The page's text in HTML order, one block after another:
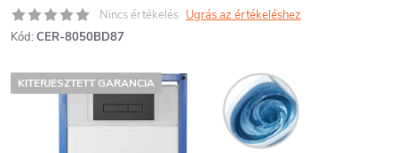
Nincs értékelés Ugrás az értékeléshez
Kód: CER-8050BD87
KITERJESZTETT GARANCIA